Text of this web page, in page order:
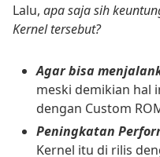
Lalu, apa saja sih
Kernel tersebut?
Agar bisa
meski demikian hal
dengan Custom
Peningkatan
Kernel itu di rilis